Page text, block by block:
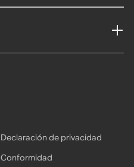
Declaración de privacidad
Conformidad